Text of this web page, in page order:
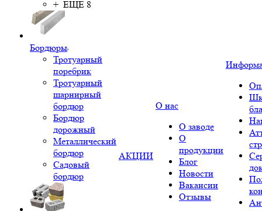
+ ЕЩЕ 8
Бордюры
Тротуарный
поребрик
Тротуарный
шарнирный
бордюр
Бордюр
дорожный
Металлический
бордюр
Садовый
бордюр
АКЦИИ
О нас
О заводе
О
продукции
Блог
Новости
Вакансии
Отзывы